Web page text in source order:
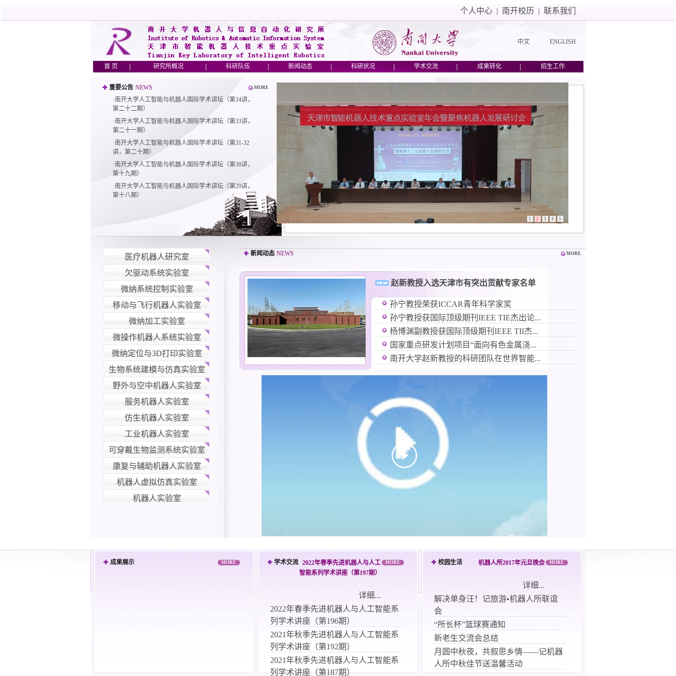
个人中心| 南开校历 | 联系我们
中文 ENGLISH
首 页 | 研究所概况 | 科研队伍 | 新闻动态 | 科研状况 | 学术交流 | 成果转化 | 招生工作
重要公告 NEWS MORE
·南开大学人工智能与机器人国际学术讲坛（第34讲，
第二十二期）
·南开大学人工智能与机器人国际学术讲坛（第33讲，
第二十一期）
·南开大学人工智能与机器人国际学术讲坛（第31-32
讲，第二十期）
·南开大学人工智能与机器人国际学术讲坛（第30讲，
第十九期）
·南开大学人工智能与机器人国际学术讲坛（第29讲，
第十八期）
1 2 3 4 5
医疗机器人研究室
欠驱动系统实验室
微纳系统控制实验室
移动与飞行机器人实验室
微纳加工实验室
微操作机器人系统实验室
微纳定位与3D打印实验室
生物系统建模与仿真实验室
野外与空中机器人实验室
服务机器人实验室
仿生机器人实验室
工业机器人实验室
可穿戴生物监测系统实验室
康复与辅助机器人实验室
机器人虚拟仿真实验室
机器人实验室
新闻动态 NEWS MORE
赵新教授入选天津市有突出贡献专家名单
孙宁教授荣获ICCAR青年科学家奖
孙宁教授获国际顶级期刊IEEE TIE杰出论...
杨博渊副教授获国际顶级期刊IEEE TII杰...
国家重点研发计划项目“面向有色金属浇...
南开大学赵新教授的科研团队在世界智能...
成果展示 MORE 学术交流 MORE
2022年春季先进机器人与人工
智能系列学术讲座（第197期）
详细...
2022年春季先进机器人与人工智能系
列学术讲座（第196期）
2021年秋季先进机器人与人工智能系
列学术讲座（第192期）
2021年秋季先进机器人与人工智能系
列学术讲座（第187期）
校园生活 MORE
机器人所2017年元旦晚会
详细...
解决单身汪！记旅游•机器人所联谊
会
“所长杯”篮球赛通知
新老生交流会总结
月圆中秋夜，共叙思乡情——记机器
人所中秋佳节送温馨活动